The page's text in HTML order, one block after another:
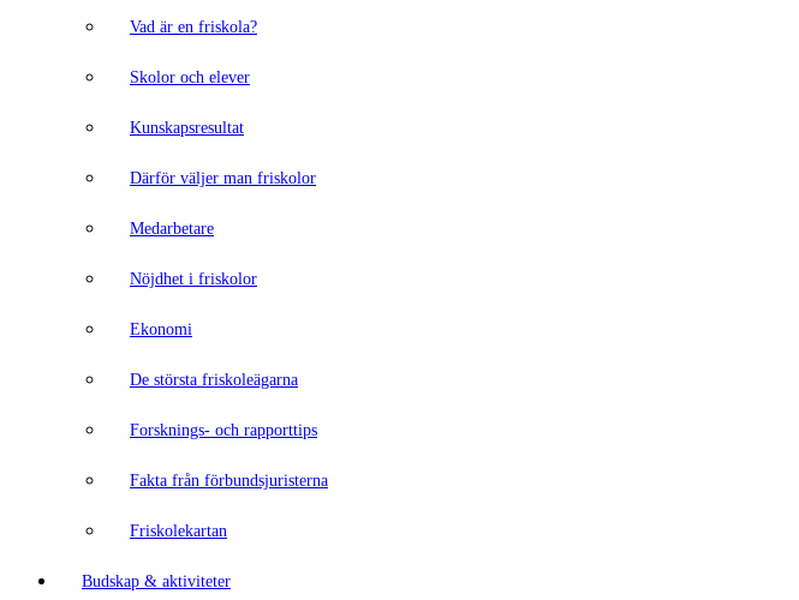
Vad är en friskola?
Skolor och elever
Kunskapsresultat
Därför väljer man friskolor
Medarbetare
Nöjdhet i friskolor
Ekonomi
De största friskoleägarna
Forsknings- och rapporttips
Fakta från förbundsjuristerna
Friskolekartan
Budskap & aktiviteter